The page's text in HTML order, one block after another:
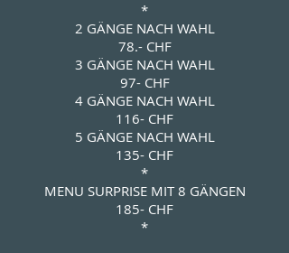
*
2 GÄNGE NACH WAHL
78.- CHF
3 GÄNGE NACH WAHL
97- CHF
4 GÄNGE NACH WAHL
116- CHF
5 GÄNGE NACH WAHL
135- CHF
*
MENU SURPRISE MIT 8 GÄNGEN
185- CHF
*